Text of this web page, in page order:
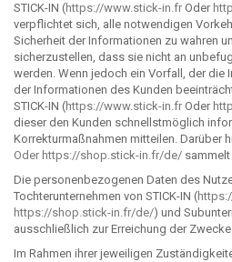
STICK-IN (https://www.stick-in.fr Oder
verpflichtet sich, alle notwendigen
Sicherheit der Informationen zu wahren
sicherzustellen, dass sie nicht an
werden. Wenn jedoch ein Vorfall, der die
der Informationen des Kunden
STICK-IN (https://www.stick-in.fr Oder
dieser den Kunden schnellstmöglich
Korrekturmaßnahmen mitteilen. Darüber
Oder https://shop.stick-in.fr/de/ sammelt
Die personenbezogenen Daten des
Tochterunternehmen von STICK-IN (
https://shop.stick-in.fr/de/) und
ausschließlich zur Erreichung der
Im Rahmen ihrer jeweiligen